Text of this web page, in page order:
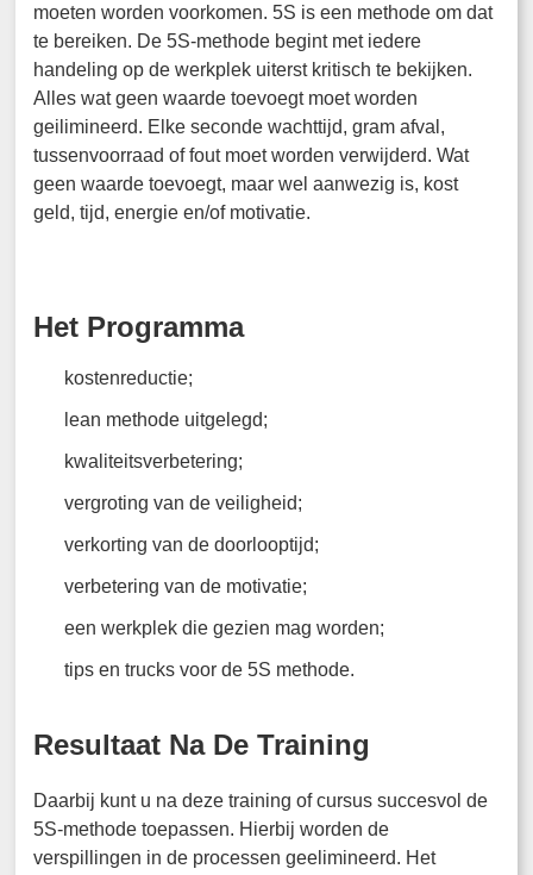
moeten worden voorkomen. 5S is een methode om dat
te bereiken. De 5S-methode begint met iedere
handeling op de werkplek uiterst kritisch te bekijken.
Alles wat geen waarde toevoegt moet worden
geilimineerd. Elke seconde wachttijd, gram afval,
tussenvoorraad of fout moet worden verwijderd. Wat
geen waarde toevoegt, maar wel aanwezig is, kost
geld, tijd, energie en/of motivatie.
Het Programma
kostenreductie;
lean methode uitgelegd;
kwaliteitsverbetering;
vergroting van de veiligheid;
verkorting van de doorlooptijd;
verbetering van de motivatie;
een werkplek die gezien mag worden;
tips en trucks voor de 5S methode.
Resultaat Na De Training
Daarbij kunt u na deze training of cursus succesvol de
5S-methode toepassen. Hierbij worden de
verspillingen in de processen geelimineerd. Het